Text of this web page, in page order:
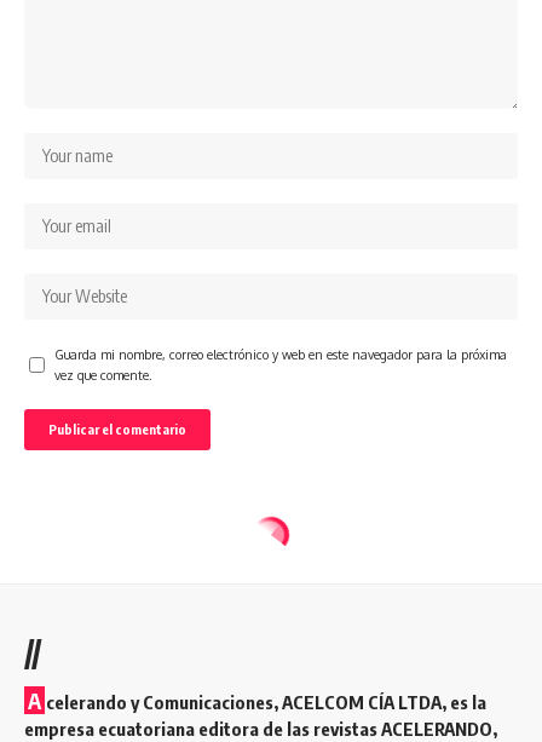
Guarda mi nombre, correo electrónico y web en este navegador para la próxima
vez que comente.
//
A celerando y Comunicaciones, ACELCOM CÍA LTDA, es la
empresa ecuatoriana editora de las revistas ACELERANDO,